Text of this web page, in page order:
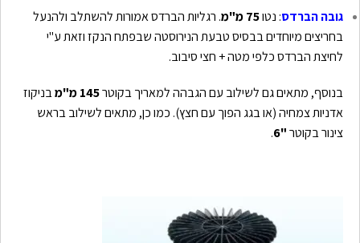
גובה הברדס: נטו75 מ"מ
. רגליות הברדס אמורות להשתלב ולהנעל
בחריצים מיוחדים בבסיס טבעת הנירוסטה שבפתח הנקז וזאת ע"י
לחיצת הברדס כלפי מטה + חצי סיבוב.
בנוסף, מתאים גם לשילוב עם הגבהה למאריך בקוטר145 מ"מ
בניקוז
אדניות צמחיה (או בגג הפוך עם חצץ). כמו כן, מתאים לשילוב בראש
צינור בקוטר"6
.